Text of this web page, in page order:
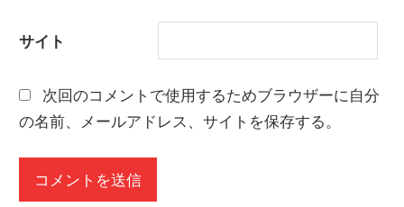
サイト
次回のコメントで使用するためブラウザーに自分
の名前、メールアドレス、サイトを保存する。